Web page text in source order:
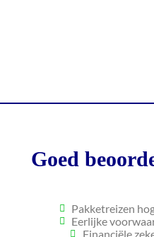
Goed
Pakketreizen
Eerlijke
Financiële